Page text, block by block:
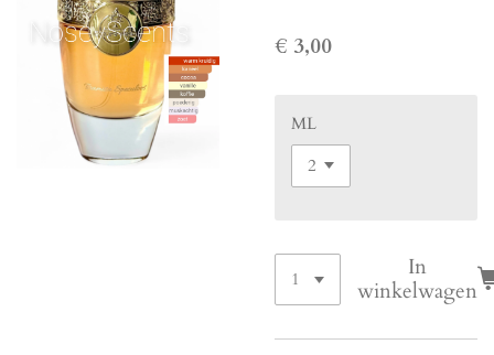
€ 3,00
ML
In
winkelwagen